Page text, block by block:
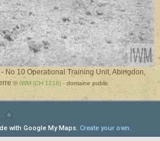
No 10 Operational Training Unit, Abingdon,
© IWM (CH 1216) - domaine public